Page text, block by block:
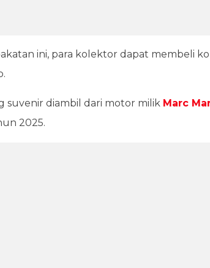
ini, para kolektor dapat membeli
suvenir diambil dari motor milik Marc
2025.